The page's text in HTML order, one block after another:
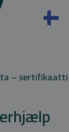
– sertifikaatti